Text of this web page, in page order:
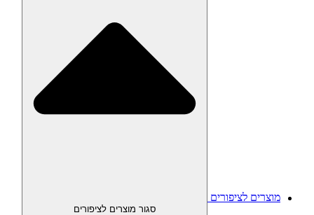
מוצרים לציפורים
סגור מוצרים לציפורים